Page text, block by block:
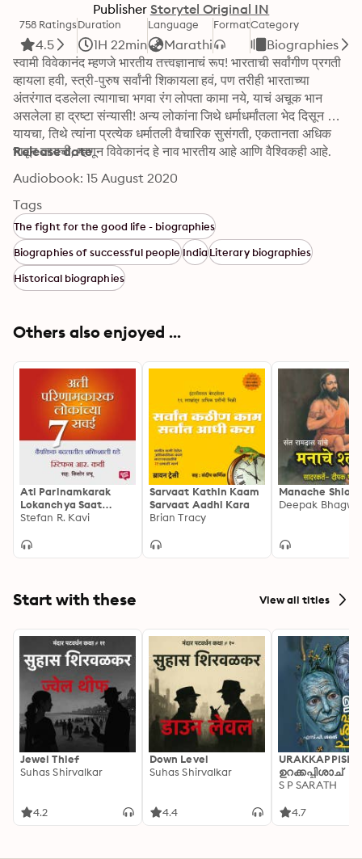
Publisher Storytel Original IN
758 Ratings
4.5
Duration
1H 22min
Language
Marathi
FormatCategory
Biographies
स्वामी विवेकानंद म्हणजे भारतीय तत्त्वज्ञानाचं रूप! भारताची सर्वांगीण प्रगती
व्हायला हवी, स्त्री-पुरुष सर्वांनी शिकायला हवं, पण तरीही भारताच्या
अंतरंगात दडलेला त्यागाचा भगवा रंग लोपता कामा नये, याचं अचूक भान
असलेला हा द्रष्टा संन्यासी! अन्य लोकांना जिथे धर्माधर्मांतला भेद दिसून
यायचा, तिथे त्यांना प्रत्येक धर्मातली वैचारिक सुसंगती, एकतानता अधिक
भावून जायची, म्हणून विवेकानंद हे नाव भारतीय आहे आणि वैश्विकही आहे.
Release date
Audiobook: 15 August 2020
Tags
The fight for the good life - biographies
Biographies of successful peopleIndiaLiterary biographies
Historical biographies
Others also enjoyed ...
Ati Parinamkarak
Lokanchya Saat
Savayi
Stefan R. Kavi
Sarvaat Kathin Kaam
Sarvaat Aadhi Kara
Brian Tracy
Manache Shlok
Deepak
Start with these View all titles
Jewel Thief
Suhas Shirvalkar
4.2
Down Level
Suhas Shirvalkar
4.4
ഉറക്കപ്പിശാച്
S P SARATH
4.7